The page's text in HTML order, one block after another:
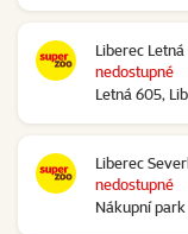
Liberec Letná
Letná 605,
nedostupné
Liberec
Nákupní
nedostupné